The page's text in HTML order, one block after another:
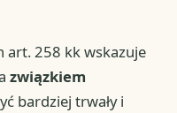
art. 258 kk wskazuje
związkiem
bardziej trwały i